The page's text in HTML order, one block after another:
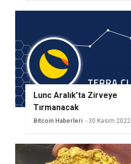
Lunc Aralık’ta Zirveye
Tırmanacak
Bitcoin Haberleri - 30 Kasım 2022